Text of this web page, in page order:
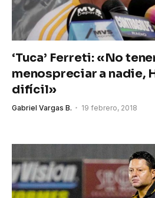
‘Tuca’ Ferreti: «No
menospreciar a nadie,
difícil»
Gabriel Vargas B. 19 febrero, 2018